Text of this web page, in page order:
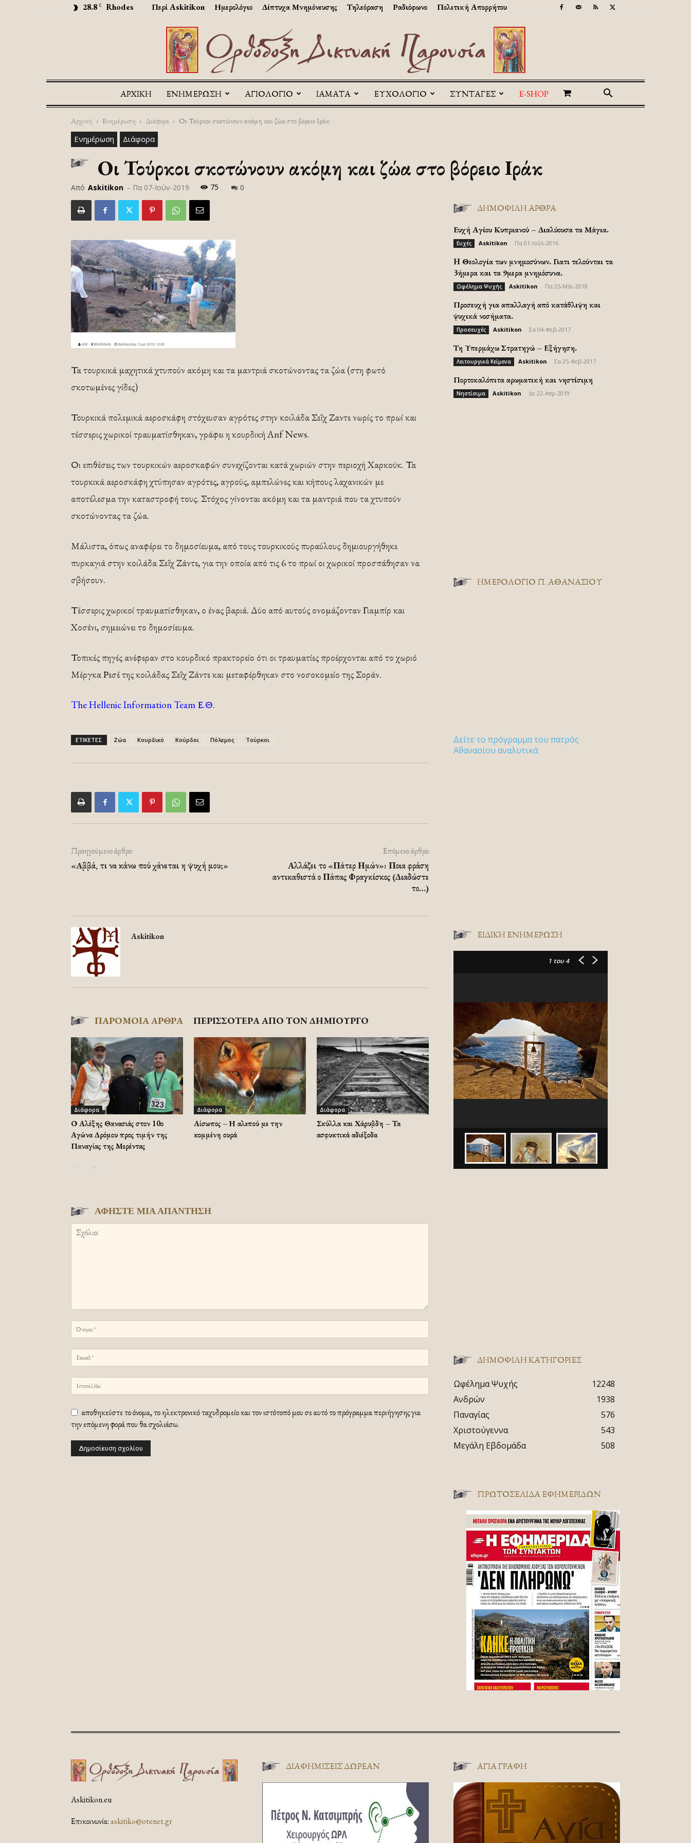
28.8 C Rhodes Περί Askitikon Ημερολόγιο Δίπτυχα Μνημόνευσης Τηλεόραση Ραδιόφωνο Πολιτική Απορρήτου
Askitikon
ΑΡΧΙΚΉ ΕΝΗΜΕΡΩΣΗ ΑΓΙΟΛΟΓΙΟ ΙΑΜΑΤΑ ΕΥΧΟΛΟΓΙΟ ΣΥΝΤΑΓΕΣ E-SHOP
Αρχική Ενημέρωση Διάφορα Οι Τούρκοι σκοτώνουν ακόμη και ζώα στο βόρειο Ιράκ
Ενημέρωση Διάφορα
Οι Τούρκοι σκοτώνουν ακόμη και ζώα στο βόρειο Ιράκ
Από Askitikon - Πα 07-Ιούν-2019 75 0
Τα τουρκικά μαχητικά χτυπούν ακόμη και τα μαντριά σκοτώνοντας τα ζώα (στη φωτό
σκοτωμένες γίδες)
Τουρκικά πολεμικά αεροσκάφη στόχευσαν αγρότες στην κοιλάδα Σεΐχ Ζαντε νωρίς το πρωί και
τέσσερις χωρικοί τραυματίσθηκαν, γράφει η κουρδική Anf News.
Οι επιθέσεις των τουρκικών αεροσκαφών συνεχίζονται κατά χωριών στην περιοχή Χαρκούκ. Τα
τουρκικά αεροσκάφη χτύπησαν αγρότες, αγρούς, αμπελώνες και κήπους λαχανικών με
αποτέλεσμα την καταστροφή τους. Στόχος γίνονται ακόμη και τα μαντριά που τα χτυπούν
σκοτώνοντας τα ζώα.
Μάλιστα, όπως αναφέρει το δημοσίευμα, από τους τουρκικούς πυραύλους δημιουργήθηκε
πυρκαγιά στην κοιλάδα Σεΐχ Ζάντε, για την οποία από τις 6 το πρωί οι χωρικοί προσπάθησαν να
σβήσουν.
Τέσσερις χωρικοί τραυματίσθηκαν, ο ένας βαριά. Δύο από αυτούς ονομάζονταν Γιαμπίρ και
Χοσένι, σημειώνει το δημοσίευμα.
Τοπικές πηγές ανέφεραν στο κουρδικό πρακτορείο ότι οι τραυματίες προέρχονται από το χωριό
Μέργκα Ρεσέ της κοιλάδας Σεΐχ Ζάντε και μεταφέρθηκαν στο νοσοκομείο της Σοράν.
The Hellenic Information Team Ε.Θ.
ΕΤΙΚΕΤΕΣ Ζώα Κουρδικό Κούρδοι Πόλεμος Τούρκοι
Προηγούμενο άρθρο
«Aββά, τι να κάνω πού χάνεται η ψυχή μου;»
Επόμενο άρθρο
Αλλάζει το «Πάτερ Ημών»: Ποια φράση
αντικαθιστά ο Πάπας Φραγκίσκος (Διαδώστε
το…)
Askitikon
ΠΑΡΟΜΟΙΑ ΑΡΘΡΑ ΠΕΡΙΣΣΟΤΕΡΑ ΑΠΟ ΤΟΝ ΔΗΜΙΟΥΡΓΟ
Διάφορα
Ο Αλέξης Θανασιάς στον 10ο
Αγώνα Δρόμου προς τιμήν της
Παναγίας της Μερέντας
Διάφορα
Αίσωπος – Η αλεπού με την
κομμένη ουρά
Διάφορα
Σκύλλα και Χάρυβδη – Τα
ασφυκτικά αδιέξοδα
ΑΦΗΣΤΕ ΜΙΑ ΑΠΑΝΤΗΣΗ
αποθηκεύστε το όνομα, το ηλεκτρονικό ταχυδρομείο και τον ιστότοπό μου σε αυτό το πρόγραμμα περιήγησης για
την επόμενη φορά που θα σχολιάσω.
ΔΗΜΟΦΙΛΗ ΑΡΘΡΑ
Ευχή Αγίου Κυπριανού – Διαλύουσα τα Μάγια.
Ευχές Askitikon Πα 01-Ιούλ-2016
H Θεολογία των μνημοσύνων. Γιατι τελούνται τα
3ήμερα και τα 9μερα μνημόσυνα.
Ωφέλημα Ψυχής Askitikon Πα 25-Μάι-2018
Προσευχή για απαλλαγή από κατάθλιψη και
ψυχικά νοσήματα.
Προσευχές Askitikon Σα 04-Φεβ-2017
Τη Υπερμάχω Στρατηγώ – Εξήγηση.
Λειτουργικά Κείμενα Askitikon Σα 25-Φεβ-2017
Πορτοκαλόπιτα αρωματική και νηστίσιμη
Νηστίσιμα Askitikon Δε 22-Απρ-2019
ΗΜΕΡΟΛΟΓΙΟ Π. ΑΘΑΝΑΣΙΟΥ
Δείτε το πρόγραμμα του πατρός
Αθανασίου αναλυτικά
ΕΙΔΙΚΉ ΕΝΗΜΈΡΩΣΗ
1 του 4
ΔΗΜΟΦΙΛΗ ΚΑΤΗΓΟΡΙΕΣ
Ωφέλημα Ψυχής
12248
Ανδρών
1938
Παναγίας
576
Χριστούγεννα
543
Μεγάλη Εβδομάδα
508
ΠΡΩΤΟΣΈΛΙΔΑ ΕΦΗΜΕΡΊΔΩΝ
Askitikon.eu
Επικοινωνία:askitiko@otenet.gr
ΔΙΑΦΗΜΊΣΕΙΣ ΔΩΡΕΆΝ ΑΓΊΑ ΓΡΑΦΉ